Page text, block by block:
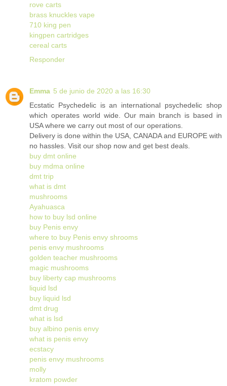
rove carts
brass knuckles vape
710 king pen
kingpen cartridges
cereal carts
Responder
Emma 5 de junio de 2020 a las 16:30
Ecstatic Psychedelic is an international psychedelic shop
which operates world wide. Our main branch is based in
USA where we carry out most of our operations.
Delivery is done within the USA, CANADA and EUROPE with
no hassles. Visit our shop now and get best deals.
buy dmt online
buy mdma online
dmt trip
what is dmt
mushrooms
Ayahuasca
how to buy lsd online
buy Penis envy
where to buy Penis envy shrooms
penis envy mushrooms
golden teacher mushrooms
magic mushrooms
buy liberty cap mushrooms
liquid lsd
buy liquid lsd
dmt drug
what is lsd
buy albino penis envy
what is penis envy
ecstacy
penis envy mushrooms
molly
kratom powder